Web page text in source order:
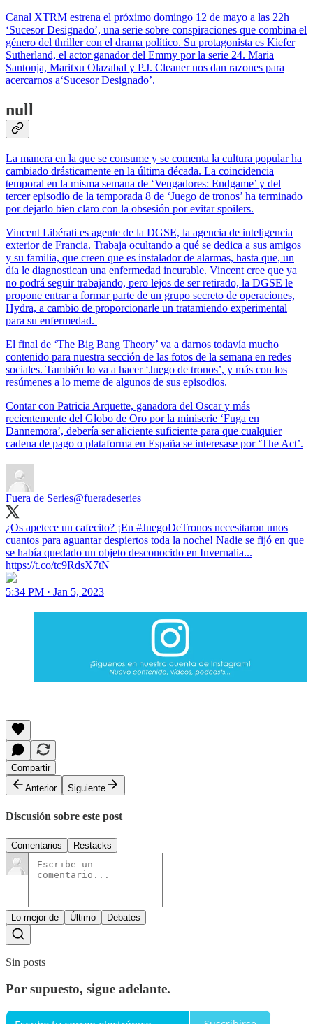
Canal XTRM estrena el próximo domingo 12 de mayo a las 22h
‘Sucesor Designado’, una serie sobre conspiraciones que combina el
género del thriller con el drama político. Su protagonista es Kiefer
Sutherland, el actor ganador del Emmy por la serie 24. Maria
Santonja, Maritxu Olazabal y P.J. Cleaner nos dan razones para
acercarnos a‘Sucesor Designado’.
null
La manera en la que se consume y se comenta la cultura popular ha
cambiado drásticamente en la última década. La coincidencia
temporal en la misma semana de ‘Vengadores: Endgame’ y del
tercer episodio de la temporada 8 de ‘Juego de tronos’ ha terminado
por dejarlo bien claro con la obsesión por evitar spoilers.
Vincent Libérati es agente de la DGSE, la agencia de inteligencia
exterior de Francia. Trabaja ocultando a qué se dedica a sus amigos
y su familia, que creen que es instalador de alarmas, hasta que, un
día le diagnostican una enfermedad incurable. Vincent cree que ya
no podrá seguir trabajando, pero lejos de ser retirado, la DGSE le
propone entrar a formar parte de un grupo secreto de operaciones,
Hydra, a cambio de proporcionarle un tratamiendo experimental
para su enfermedad.
El final de ‘The Big Bang Theory’ va a darnos todavía mucho
contenido para nuestra sección de las fotos de la semana en redes
sociales. También lo va a hacer ‘Juego de tronos’, y más con los
resúmenes a lo meme de algunos de sus episodios.
Contar con Patricia Arquette, ganadora del Oscar y más
recientemente del Globo de Oro por la miniserie ‘Fuga en
Dannemora’, debería ser aliciente suficiente para que cualquier
cadena de pago o plataforma en España se interesase por ‘The Act’.
Fuera de Series@fueradeseries
¿Os apetece un cafecito? ¡En #JuegoDeTronos necesitaron unos
cuantos para aguantar despiertos toda la noche! Nadie se fijó en que
se había quedado un objeto desconocido en Invernalia...
https://t.co/tc9RdsX7tN
5:34 PM · Jan 5, 2023
Compartir
Anterior
Siguiente
Discusión sobre este post
Comentarios Restacks
Lo mejor de Último Debates
Sin posts
Por supuesto, sigue adelante.